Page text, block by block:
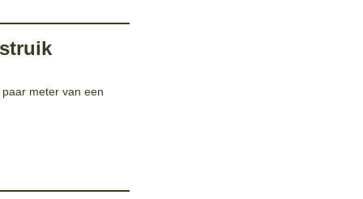
meter van een